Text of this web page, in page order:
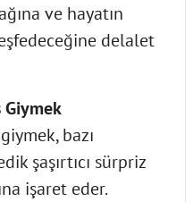
ve hayatın
delalet
Giymek
bazı
şaşırtıcı sürpriz
işaret eder.